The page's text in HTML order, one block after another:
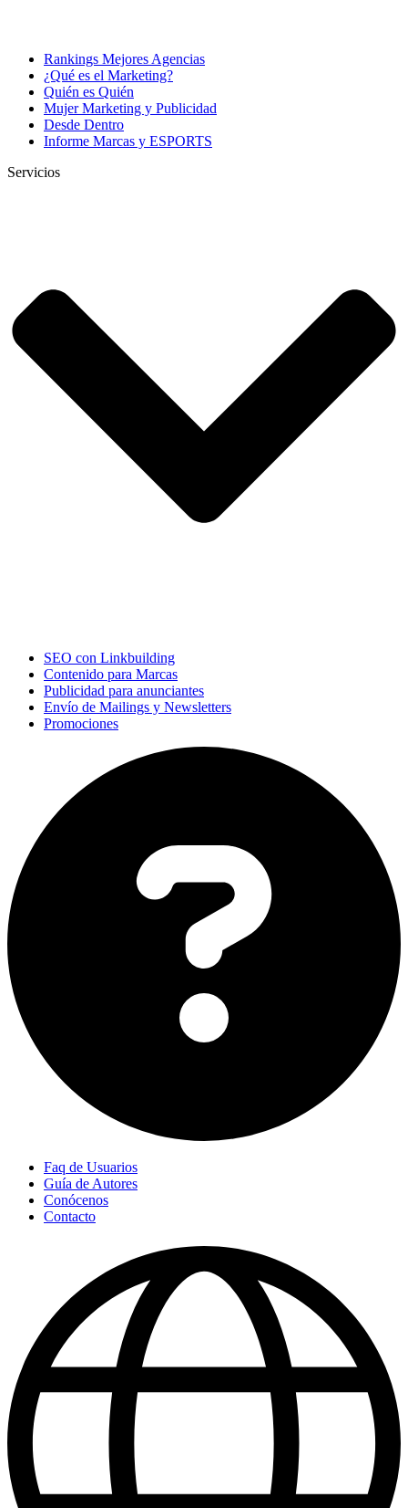
Rankings Mejores Agencias
¿Qué es el Marketing?
Quién es Quién
Mujer Marketing y Publicidad
Desde Dentro
Informe Marcas y ESPORTS
Servicios
SEO con Linkbuilding
Contenido para Marcas
Publicidad para anunciantes
Envío de Mailings y Newsletters
Promociones
Faq de Usuarios
Guía de Autores
Conócenos
Contacto